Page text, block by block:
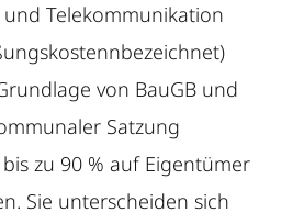
und Telekommunikation
von BauGB und
Satzung
zu 90 % auf Eigentümer
Sie unterscheiden sich